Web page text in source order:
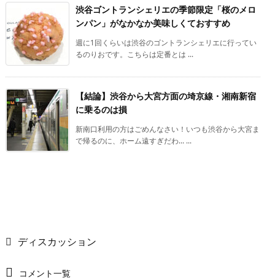
渋谷ゴントランシェリエの季節限定「桜のメロ
ンパン」がなかなか美味しくておすすめ
週に1回くらいは渋谷のゴントランシェリエに行ってい
るのりおです。こちらは定番とは ...
【結論】渋谷から大宮方面の埼京線・湘南新宿
に乗るのは損
新南口利用の方はごめんなさい！いつも渋谷から大宮ま
で帰るのに、ホーム遠すぎだわ… ...
ディスカッション
コメント一覧